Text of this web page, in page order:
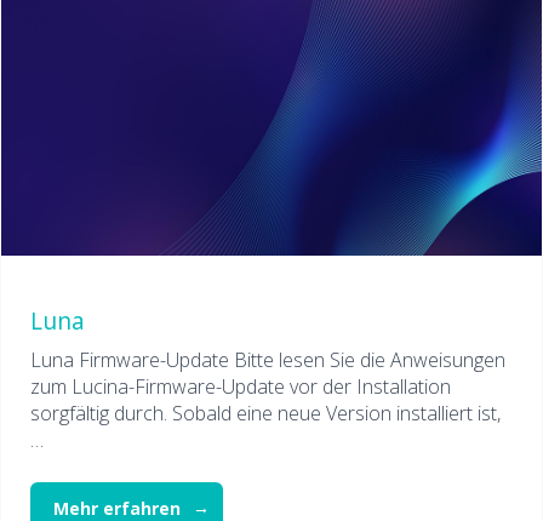
Luna
Luna Firmware-Update Bitte lesen Sie die Anweisungen
zum Lucina-Firmware-Update vor der Installation
sorgfältig durch. Sobald eine neue Version installiert ist,
…
Mehr erfahren